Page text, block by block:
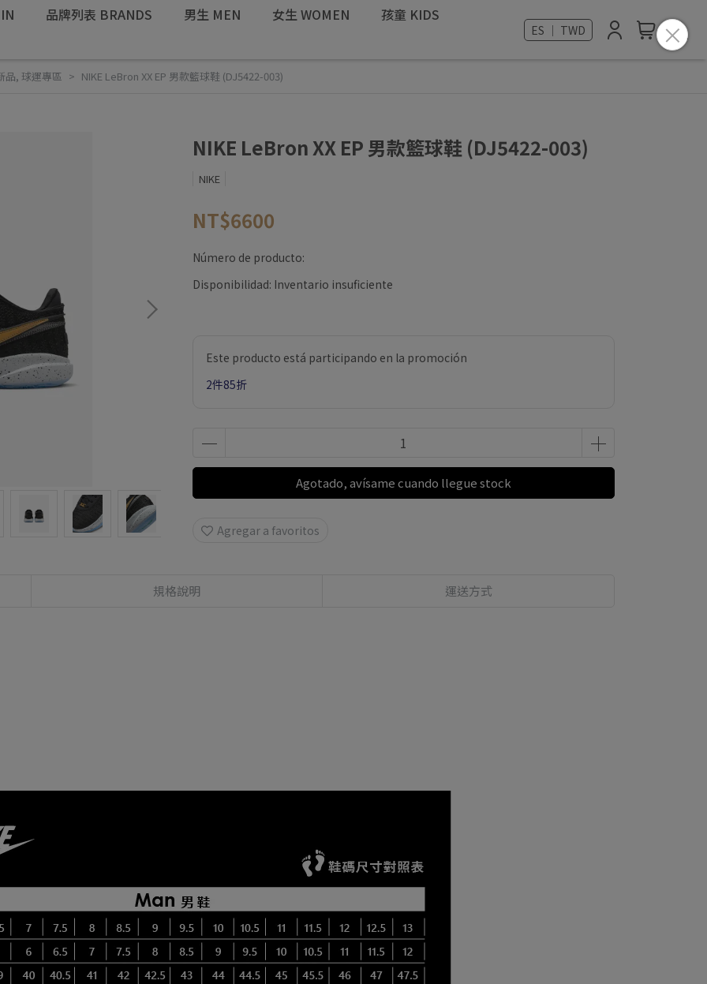
品牌列表 BRANDS 男生 MEN 女生 WOMEN 孩童 KIDS
ES ｜ TWD
品, 球運專區 NIKE LeBron XX EP 男款籃球鞋 (DJ5422-003)
NIKE LeBron XX EP 男款籃球鞋 (DJ5422-003)
NIKE
NT$6600
Número de producto:
Disponibilidad: Inventario insuficiente
Este producto está participando en la promoción
2件85折
Agotado, avísame cuando llegue stock
Agregar a favoritos
規格說明 運送方式